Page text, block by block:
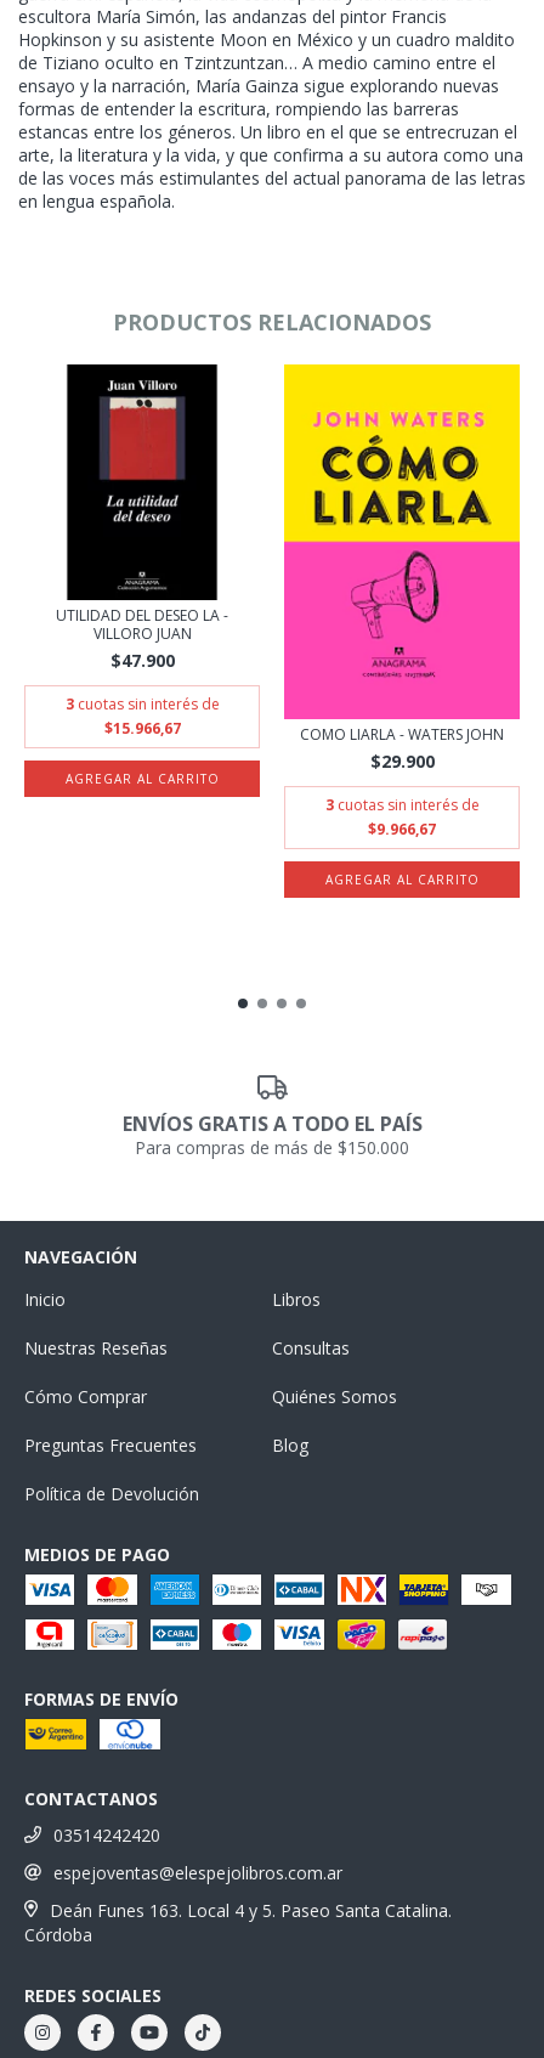
escultora María Simón, las andanzas del pintor Francis
Hopkinson y su asistente Moon en México y un cuadro maldito
de Tiziano oculto en Tzintzuntzan… A medio camino entre el
ensayo y la narración, María Gainza sigue explorando nuevas
formas de entender la escritura, rompiendo las barreras
estancas entre los géneros. Un libro en el que se entrecruzan el
arte, la literatura y la vida, y que confirma a su autora como una
de las voces más estimulantes del actual panorama de las letras
en lengua española.
PRODUCTOS RELACIONADOS
UTILIDAD DEL DESEO LA -
VILLORO JUAN
$47.900
3 cuotas sin interés de
$15.966,67
COMO LIARLA - WATERS JOHN
$29.900
3 cuotas sin interés de
$9.966,67
ENVÍOS GRATIS A TODO EL PAÍS
Para compras de más de $150.000
NAVEGACIÓN
Inicio
Libros
Nuestras Reseñas Consultas
Cómo Comprar Quiénes Somos
Preguntas Frecuentes Blog
Política de Devolución
MEDIOS DE PAGO
FORMAS DE ENVÍO
CONTACTANOS
03514242420
espejoventas@elespejolibros.com.ar
Deán Funes 163. Local 4 y 5. Paseo Santa Catalina.
Córdoba
REDES SOCIALES